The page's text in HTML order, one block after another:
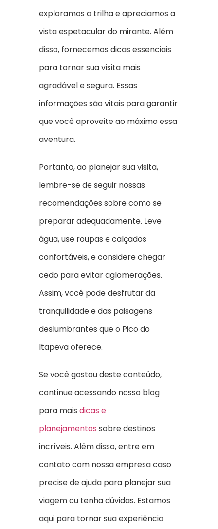
exploramos a trilha e apreciamos a
vista espetacular do mirante. Além
disso, fornecemos dicas essenciais
para tornar sua visita mais
agradável e segura. Essas
informações são vitais para garantir
que você aproveite ao máximo essa
aventura.
Portanto, ao planejar sua visita,
lembre-se de seguir nossas
recomendações sobre como se
preparar adequadamente. Leve
água, use roupas e calçados
confortáveis, e considere chegar
cedo para evitar aglomerações.
Assim, você pode desfrutar da
tranquilidade e das paisagens
deslumbrantes que o Pico do
Itapeva oferece.
Se você gostou deste conteúdo,
continue acessando nosso blog
para mais dicas e
planejamentos sobre destinos
incríveis. Além disso, entre em
contato com nossa empresa caso
precise de ajuda para planejar sua
viagem ou tenha dúvidas. Estamos
aqui para tornar sua experiência